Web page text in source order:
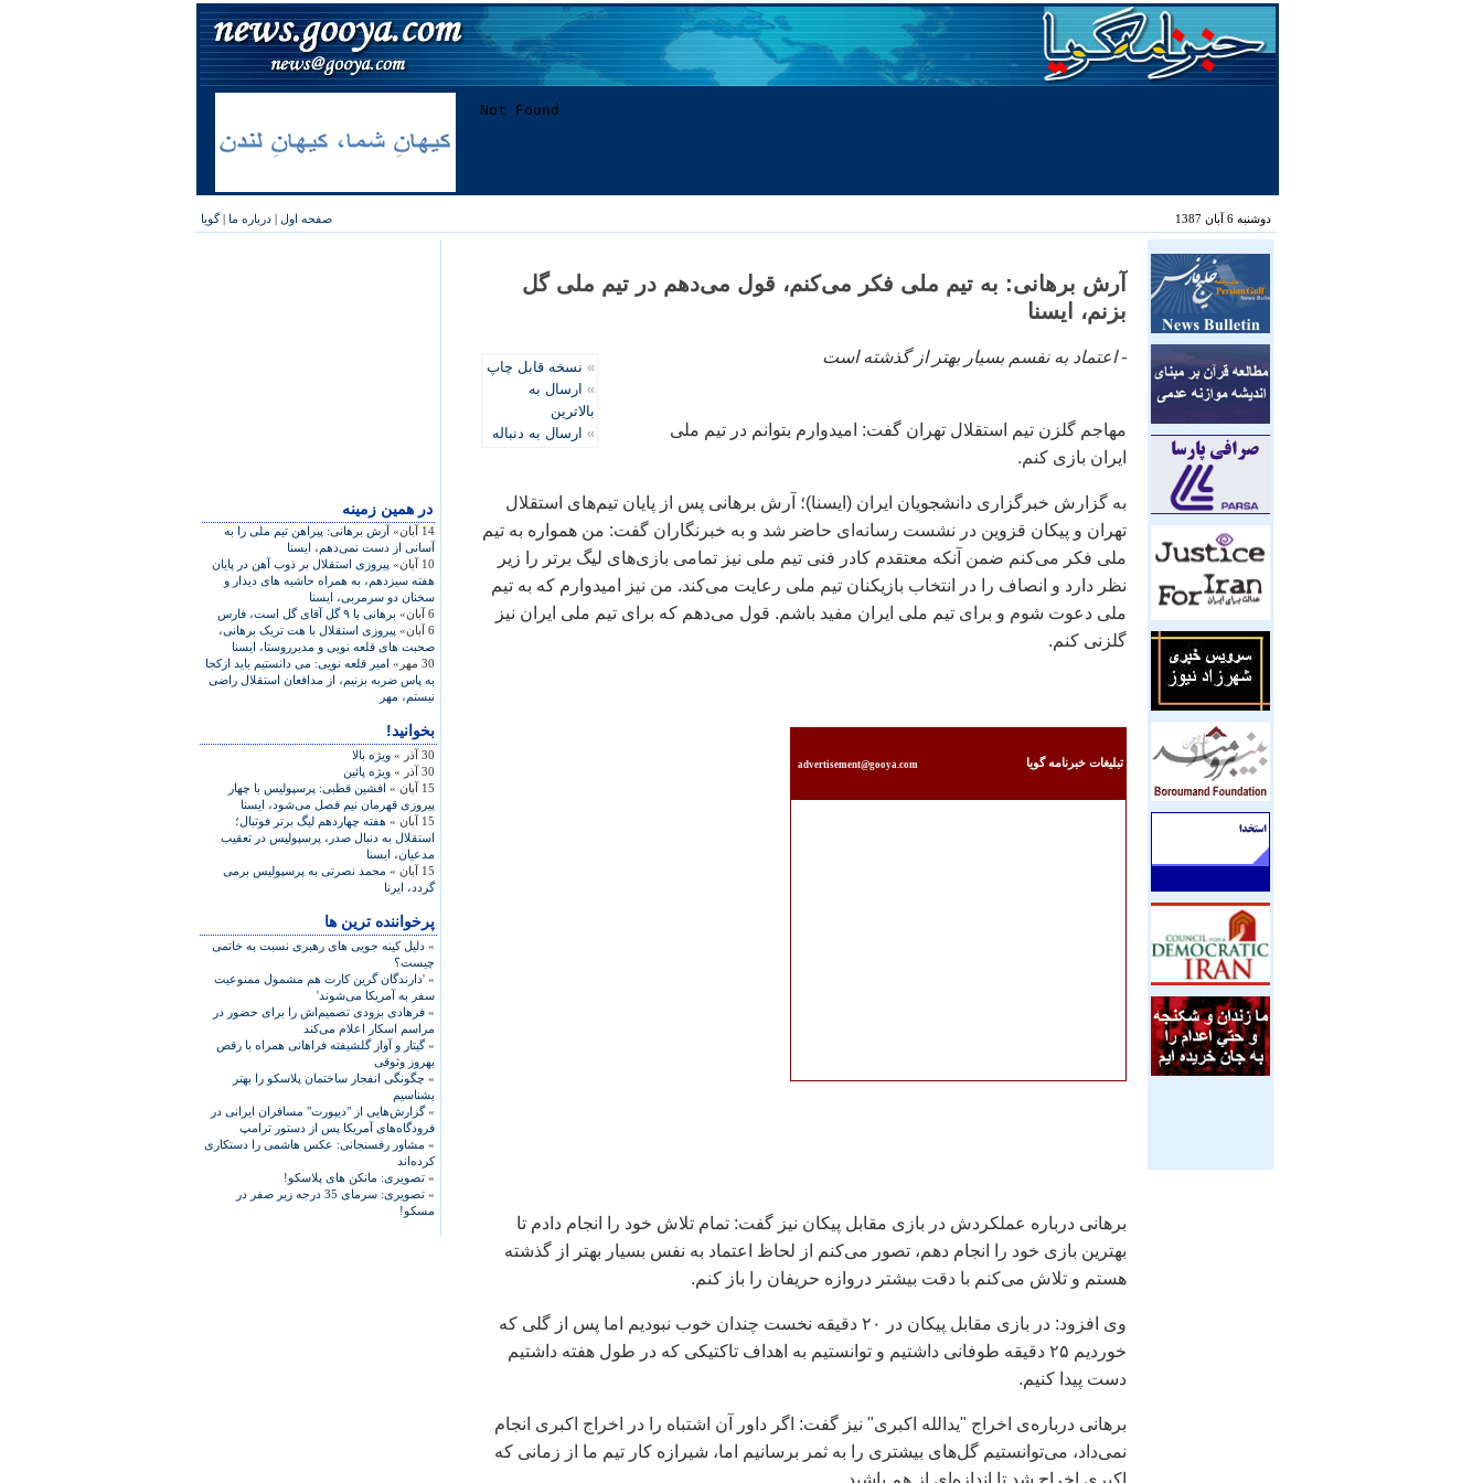
دوشنبه 6 آبان 1387 صفحه اول | درباره ما |گویا
در همين زمينه
14 آبان»
آرش برهانی: پيراهن تيم ملی را به
آسانی از دست نمی‌دهم، ايسنا
10 آبان»
پيروزی استقلال بر ذوب آهن در پايان
هفته‌ سيزدهم، به همراه حاشيه های ديدار و
سخنان دو سرمربی، ايسنا
6 آبان»
برهانی با ۹ گل آقای گل است، فارس
6 آبان»
پيروزی استقلال با هت تريک برهانی،
صحبت های قلعه نويی و مديرروستا، ايسنا
30 مهر»
امير قلعه نويی: می دانستيم بايد ازکجا
به پاس ضربه بزنيم، از مدافعان استقلال راضی
نيستم، مهر
بخوانید!
30 آذر »
ويژه بالا
30 آذر »
ويژه پائين
15 آبان »
افشين قطبی: پرسپوليس با چهار
پيروزی قهرمان نيم فصل می‌شود، ايسنا
15 آبان »
هفته چهاردهم ليگ برتر فوتبال؛
استقلال به دنبال صدر، پرسپوليس در تعقيب
مدعيان، ايسنا
15 آبان »
محمد نصرتی به پرسپوليس برمی
گردد، ايرنا
پرخواننده ترین ها
» دلیل کینه جویی های رهبری نسبت به خاتمی
چیست؟
» 'دارندگان گرین کارت هم مشمول ممنوعیت
سفر به آمریکا می‌شوند'
» فرهادی بزودی تصمیم‌اش را برای حضور در
مراسم اسکار اعلام می‌کند
»گیتار و آواز گلشیفته فراهانی همراه با رقص
بهروز وثوقی
» چگونگی انفجار ساختمان پلاسکو را بهتر
بشناسیم
»گزارش‌هایی از "دیپورت" مسافران ایرانی در
فرودگاه‌های آمریکا پس از دستور ترامپ
» مشاور رفسنجانی: عکس هاشمی را دستکاری
کرده‌اند
» تصویری: مانکن های پلاسکو!
»
تصویری: سرمای 35 درجه زیر صفر در
مسکو!
آرش برهانی: به تيم ملی فکر می‌کنم، قول می‌دهم در تيم ملی گل
بزنم، ايسنا
» نسخه قابل چاپ
» ارسال به
بالاترین
» ارسال به دنباله
- اعتماد به نفسم بسيار بهتر از گذشته است
مهاجم گلزن تيم استقلال تهران گفت: اميدوارم بتوانم در تيم ملی
ايران بازی کنم.
به گزارش خبرگزاری دانشجويان ايران (ايسنا)؛ آرش برهانی پس از پايان تيم‌های استقلال
تهران و پيکان قزوين در نشست رسانه‌ای حاضر شد و به خبرنگاران گفت: من همواره به تيم
ملی فکر می‌کنم ضمن آنکه معتقدم کادر فنی تيم ملی نيز تمامی بازی‌های ليگ برتر را زير
نظر دارد و انصاف را در انتخاب بازيکنان تيم ملی رعايت می‌کند. من نيز اميدوارم که به تيم
ملی دعوت شوم و برای تيم ملی ايران مفيد باشم. قول می‌دهم که برای تيم ملی ايران نيز
گلزنی کنم.
تبليغات خبرنامه گويا advertisement@gooya.com
برهانی درباره عملکردش در بازی مقابل پيکان نيز گفت: تمام تلاش خود را انجام دادم تا
بهترين بازی خود را انجام دهم، تصور می‌کنم از لحاظ اعتماد به نفس بسيار بهتر از گذشته
هستم و تلاش می‌کنم با دقت بيشتر دروازه حريفان را باز کنم.
وی افزود: در بازی مقابل پيکان در ۲۰ دقيقه نخست چندان خوب نبوديم اما پس از گلی که
خورديم ۲۵ دقيقه طوفانی داشتيم و توانستيم به اهداف تاکتيکی که در طول هفته داشتيم
دست پيدا کنيم.
برهانی درباره‌ی اخراج "يدالله اکبری" نيز گفت: اگر داور آن اشتباه را در اخراج اکبری انجام
نمی‌داد، می‌توانستيم گل‌های بيشتری را به ثمر برسانيم اما، شيرازه کار تيم ما از زمانی که
اکبری اخراج شد تا اندازه‌ای از هم پاشيد.